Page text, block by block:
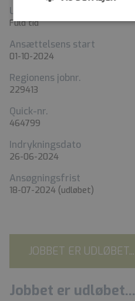
Ugentlig arbejdstid
Fuld tid
Ansættelsens start
01-10-2024
Regionens jobnr.
229413
Quick-nr.
464799
Indrykningsdato
26-06-2024
Ansøgningsfrist
18-07-2024 (udløbet)
JOBBET ER UDLØBET...
Jobbet er udløbet...